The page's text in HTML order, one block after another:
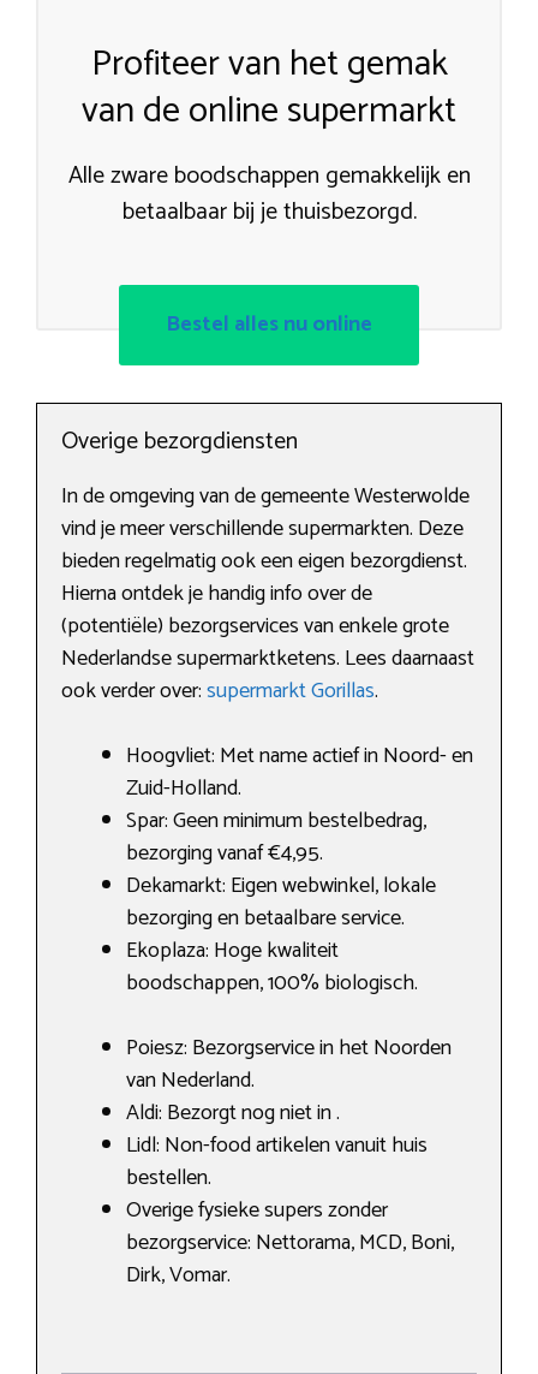
Profiteer van het gemak
van de online supermarkt
Alle zware boodschappen gemakkelijk en
betaalbaar bij je thuisbezorgd.
Bestel alles nu online
Overige bezorgdiensten
In de omgeving van de gemeente Westerwolde
vind je meer verschillende supermarkten. Deze
bieden regelmatig ook een eigen bezorgdienst.
Hierna ontdek je handig info over de
(potentiële) bezorgservices van enkele grote
Nederlandse supermarktketens. Lees daarnaast
ook verder over:supermarkt Gorillas.
Hoogvliet: Met name actief in Noord- en
Zuid-Holland.
Spar: Geen minimum bestelbedrag,
bezorging vanaf €4,95.
Dekamarkt: Eigen webwinkel, lokale
bezorging en betaalbare service.
Ekoplaza: Hoge kwaliteit
boodschappen, 100% biologisch.
Poiesz: Bezorgservice in het Noorden
van Nederland.
Aldi: Bezorgt nog niet in .
Lidl: Non-food artikelen vanuit huis
bestellen.
Overige fysieke supers zonder
bezorgservice: Nettorama, MCD, Boni,
Dirk, Vomar.